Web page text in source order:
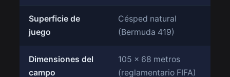
Superficie de
juego
Césped natural
(Bermuda 419)
Dimensiones del
campo
105 × 68 metros
(reglamentario FIFA)